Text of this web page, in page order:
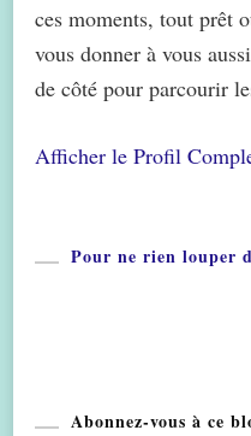
ces moments, tout prêt
vous donner à vous
de côté pour parcourir
Afficher le Profil
Pour ne rien louper
Abonnez-vous à ce